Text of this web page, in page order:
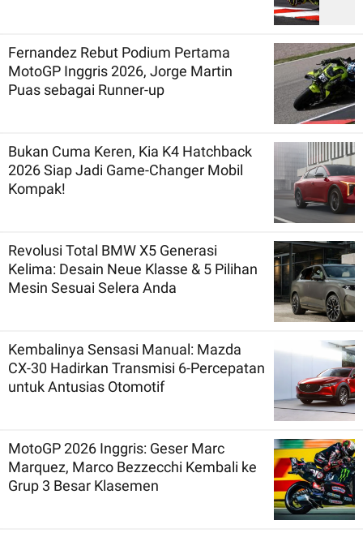
Fernandez Rebut Podium Pertama
MotoGP Inggris 2026, Jorge Martin
Puas sebagai Runner-up
Bukan Cuma Keren, Kia K4 Hatchback
2026 Siap Jadi Game-Changer Mobil
Kompak!
Revolusi Total BMW X5 Generasi
Kelima: Desain Neue Klasse & 5 Pilihan
Mesin Sesuai Selera Anda
Kembalinya Sensasi Manual: Mazda
CX-30 Hadirkan Transmisi 6-Percepatan
untuk Antusias Otomotif
MotoGP 2026 Inggris: Geser Marc
Marquez, Marco Bezzecchi Kembali ke
Grup 3 Besar Klasemen